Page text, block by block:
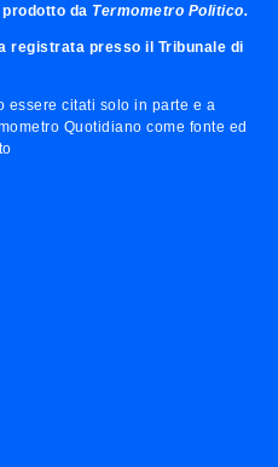
da Termometro Politico.
registrata presso il Tribunale di
essere citati solo in parte e a
Quotidiano come fonte ed